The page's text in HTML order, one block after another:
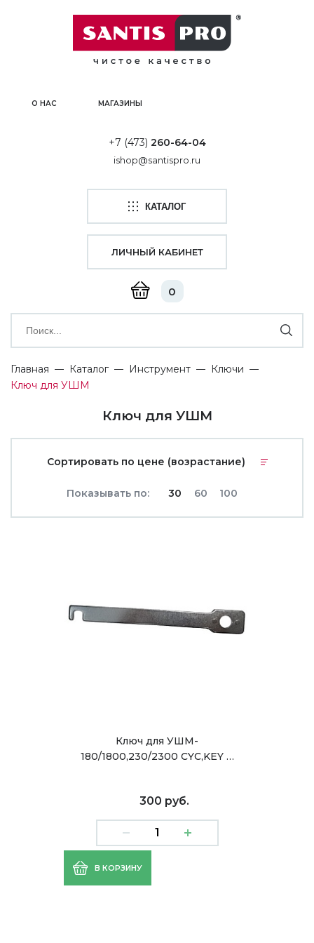
О НАС МАГАЗИНЫ
+7 (473) 260-64-04
ishop@santispro.ru
КАТАЛОГ
0
ЛИЧНЫЙ КАБИНЕТ
Главная Каталог Инструмент
Ключи
Ключ для УШМ
Ключ для УШМ
Сортировать по цене (возрастание)
Показывать по: 30 60 100
Ключ для УШМ-
180/1800,230/2300 CYC,KEY …
300 руб.
В КОРЗИНУ